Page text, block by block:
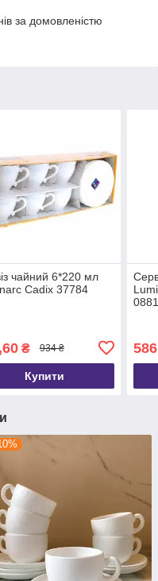
за домовленістю
чайний 6*220 мл
Cadix 37784
₴ 934 ₴
Купити